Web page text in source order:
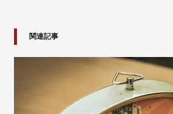
関連記事